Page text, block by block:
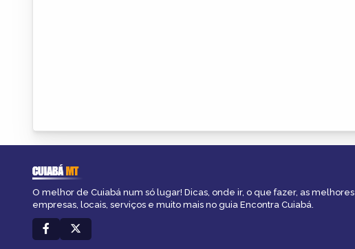
CUIABÁMT
O melhor de Cuiabá num só lugar! Dicas, onde ir, o que fazer, as melhores
empresas, locais, serviços e muito mais no guia Encontra Cuiabá.